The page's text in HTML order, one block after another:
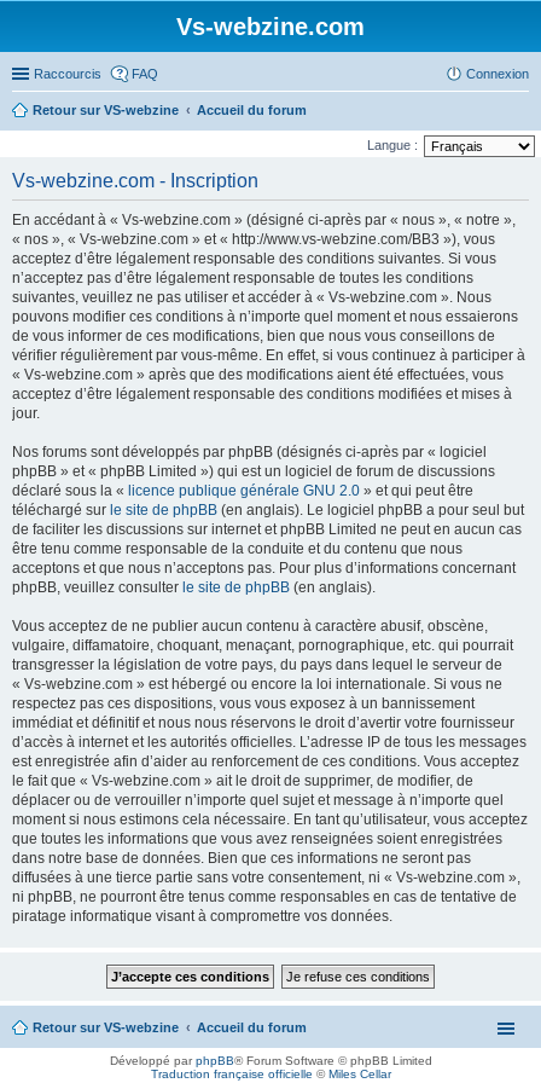
Vs-webzine.com
Raccourcis FAQ Connexion
Retour sur VS-webzine Accueil du forum
Langue :
Vs-webzine.com - Inscription
En accédant à « Vs-webzine.com » (désigné ci-après par « nous », « notre »,
« nos », « Vs-webzine.com » et « http://www.vs-webzine.com/BB3 »), vous
acceptez d’être légalement responsable des conditions suivantes. Si vous
n’acceptez pas d’être légalement responsable de toutes les conditions
suivantes, veuillez ne pas utiliser et accéder à « Vs-webzine.com ». Nous
pouvons modifier ces conditions à n’importe quel moment et nous essaierons
de vous informer de ces modifications, bien que nous vous conseillons de
vérifier régulièrement par vous-même. En effet, si vous continuez à participer à
« Vs-webzine.com » après que des modifications aient été effectuées, vous
acceptez d’être légalement responsable des conditions modifiées et mises à
jour.
Nos forums sont développés par phpBB (désignés ci-après par « logiciel
phpBB » et « phpBB Limited ») qui est un logiciel de forum de discussions
déclaré sous la « licence publique générale GNU 2.0 » et qui peut être
téléchargé sur le site de phpBB (en anglais). Le logiciel phpBB a pour seul but
de faciliter les discussions sur internet et phpBB Limited ne peut en aucun cas
être tenu comme responsable de la conduite et du contenu que nous
acceptons et que nous n’acceptons pas. Pour plus d’informations concernant
phpBB, veuillez consulter le site de phpBB (en anglais).
Vous acceptez de ne publier aucun contenu à caractère abusif, obscène,
vulgaire, diffamatoire, choquant, menaçant, pornographique, etc. qui pourrait
transgresser la législation de votre pays, du pays dans lequel le serveur de
« Vs-webzine.com » est hébergé ou encore la loi internationale. Si vous ne
respectez pas ces dispositions, vous vous exposez à un bannissement
immédiat et définitif et nous nous réservons le droit d’avertir votre fournisseur
d’accès à internet et les autorités officielles. L’adresse IP de tous les messages
est enregistrée afin d’aider au renforcement de ces conditions. Vous acceptez
le fait que « Vs-webzine.com » ait le droit de supprimer, de modifier, de
déplacer ou de verrouiller n’importe quel sujet et message à n’importe quel
moment si nous estimons cela nécessaire. En tant qu’utilisateur, vous acceptez
que toutes les informations que vous avez renseignées soient enregistrées
dans notre base de données. Bien que ces informations ne seront pas
diffusées à une tierce partie sans votre consentement, ni « Vs-webzine.com »,
ni phpBB, ne pourront être tenus comme responsables en cas de tentative de
piratage informatique visant à compromettre vos données.
Retour sur VS-webzine Accueil du forum
Développé parphpBB® Forum Software © phpBB Limited
Traduction française officielle ©Miles Cellar